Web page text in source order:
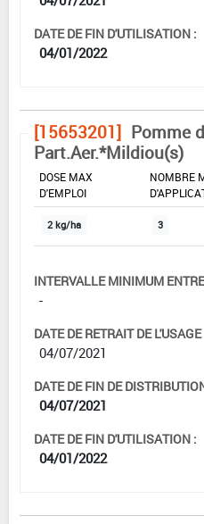
DATE DE FIN D'UTILISATION :
04/01/2022
[15653201] Pomme
Part.Aer.*Mildiou(s)
DOSE MAX
D'EMPLOI
NOMBRE
2 kg/ha 3
INTERVALLE MINIMUM
-
DATE DE RETRAIT DE L'USAGE
04/07/2021
DATE DE FIN DE
04/07/2021
DATE DE FIN D'UTILISATION :
04/01/2022